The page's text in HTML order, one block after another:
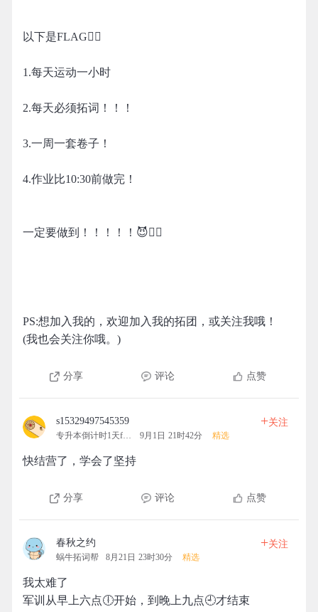
以下是FLAG👇🏻
1.每天运动一小时
2.每天必须拓词！！！
3.一周一套卷子！
4.作业比10:30前做完！
一定要做到！！！！！😈👍🏻
PS:想加入我的，欢迎加入我的拓团，或关注我哦！
(我也会关注你哦。)
分享 评论 点赞
s15329497545359
专升本倒计时1天fighting 9月1日 21时42分 精选
+关注
快结营了，学会了坚持
分享 评论 点赞
春秋之约
蜗牛拓词帮 8月21日 23时30分 精选
+关注
我太难了
军训从早上六点🕕开始，到晚上九点🕘才结束